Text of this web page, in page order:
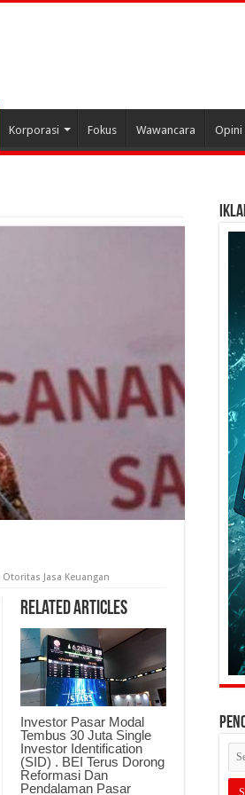
Korporasi Fokus Wawancara Opini
Otoritas Jasa Keuangan
Related Articles
Investor Pasar Modal
Tembus 30 Juta Single
Investor Identification
(SID) . BEI Terus Dorong
Reformasi Dan
Pendalaman Pasar